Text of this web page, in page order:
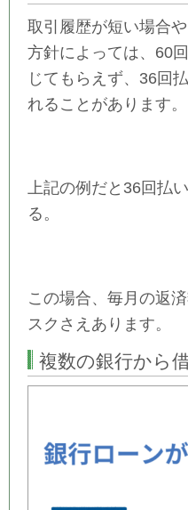
取引履歴が短い場合
方針によっては、60
じてもらえず、36回
れることがあります。
上記の例だと36回払
る。
この場合、毎月の返
スクさえあります。
複数の銀行から